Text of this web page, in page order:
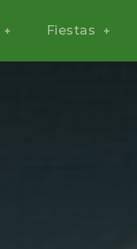
Fiestas